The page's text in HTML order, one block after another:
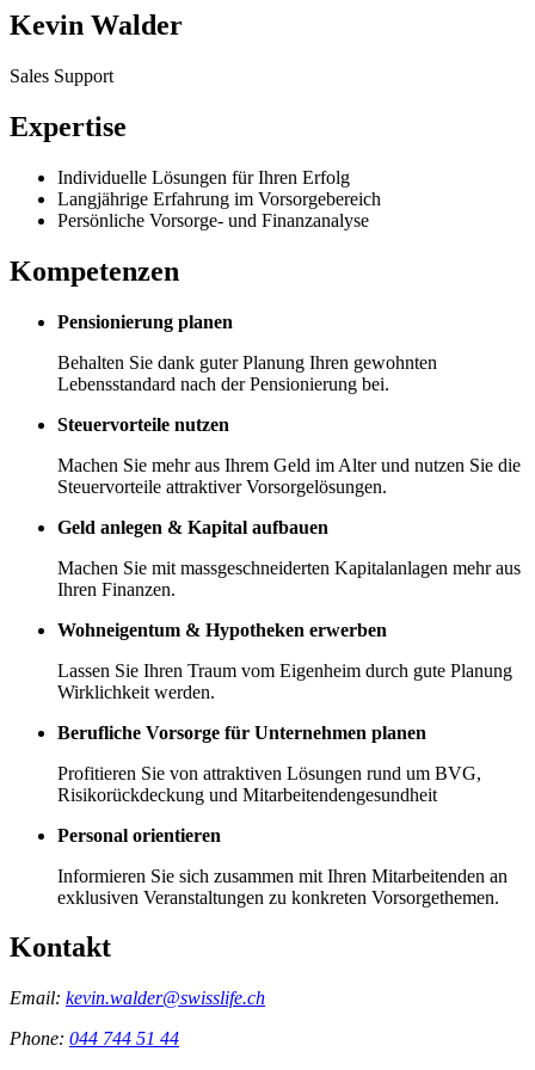
Kevin Walder
Sales Support
Expertise
Individuelle Lösungen für Ihren Erfolg
Langjährige Erfahrung im Vorsorgebereich
Persönliche Vorsorge- und Finanzanalyse
Kompetenzen
Pensionierung planen
Behalten Sie dank guter Planung Ihren gewohnten
Lebensstandard nach der Pensionierung bei.
Steuervorteile nutzen
Machen Sie mehr aus Ihrem Geld im Alter und nutzen Sie die
Steuervorteile attraktiver Vorsorgelösungen.
Geld anlegen & Kapital aufbauen
Machen Sie mit massgeschneiderten Kapitalanlagen mehr aus
Ihren Finanzen.
Wohneigentum & Hypotheken erwerben
Lassen Sie Ihren Traum vom Eigenheim durch gute Planung
Wirklichkeit werden.
Berufliche Vorsorge für Unternehmen planen
Profitieren Sie von attraktiven Lösungen rund um BVG,
Risikorückdeckung und Mitarbeitendengesundheit
Personal orientieren
Informieren Sie sich zusammen mit Ihren Mitarbeitenden an
exklusiven Veranstaltungen zu konkreten Vorsorgethemen.
Kontakt
Email: kevin.walder@swisslife.ch
Phone: 044 744 51 44